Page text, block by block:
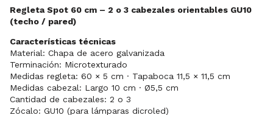
Regleta Spot 60 cm – 2 o 3 cabezales orientables GU10
(techo / pared)
Características técnicas
Material: Chapa de acero galvanizada
Terminación: Microtexturado
Medidas regleta: 60 × 5 cm · Tapaboca 11,5 × 11,5 cm
Medidas cabezal: Largo 10 cm · Ø5,5 cm
Cantidad de cabezales: 2 o 3
Zócalo: GU10 (para lámparas dicroled)